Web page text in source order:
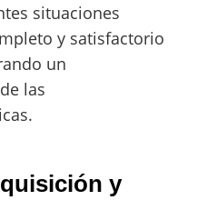
situaciones
y satisfactorio
un
las
y